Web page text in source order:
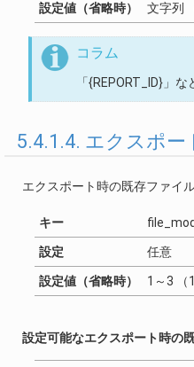
設定値（省略時） 文字列
コラム
「{REPORT_ID}」
5.4.1.4. エクスポ
エクスポート時の既存ファイ
キー
設定 任意
設定値（省略時） 1～3 （1
設定可能なエクスポート時の